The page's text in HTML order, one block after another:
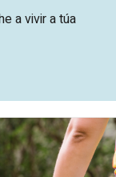
a vivir a túa